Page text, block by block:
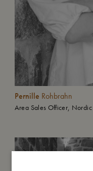
Pernille Rohbrahn
Area Sales Officer, Nordic